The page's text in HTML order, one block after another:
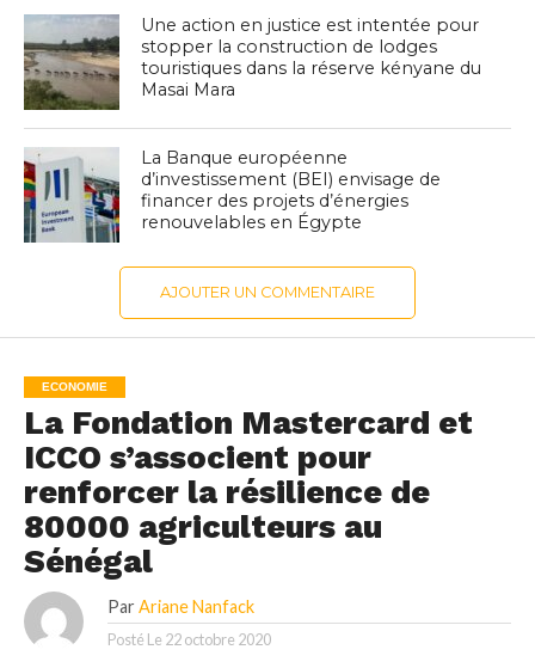
Une action en justice est intentée pour
stopper la construction de lodges
touristiques dans la réserve kényane du
Masai Mara
La Banque européenne
d’investissement (BEI) envisage de
financer des projets d’énergies
renouvelables en Égypte
AJOUTER UN COMMENTAIRE
ECONOMIE
La Fondation Mastercard et
ICCO s’associent pour
renforcer la résilience de
80000 agriculteurs au
Sénégal
Par Ariane Nanfack
Posté Le 22 octobre 2020